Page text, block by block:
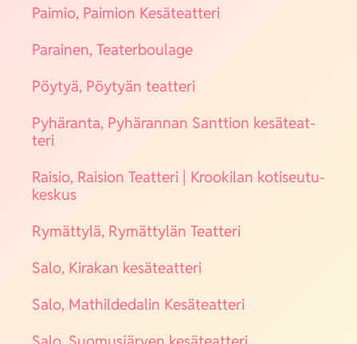
Pai­mio, Pai­mion Kesä­teat­te­ri
Parai­nen, Tea­ter­bou­la­ge
Pöy­tyä, Pöy­tyän teat­te­ri
Pyhä­ran­ta, Pyhä­ran­nan Sant­tion kesä­teat­
te­ri
Rai­sio, Rai­sion Teat­te­ri | Kroo­ki­lan koti­seu­tu­
kes­kus
Rymät­ty­lä, Rymät­ty­län Teat­te­ri
Salo, Kira­kan kesä­teat­te­ri
Salo, Mat­hil­de­da­lin Kesä­teat­te­ri